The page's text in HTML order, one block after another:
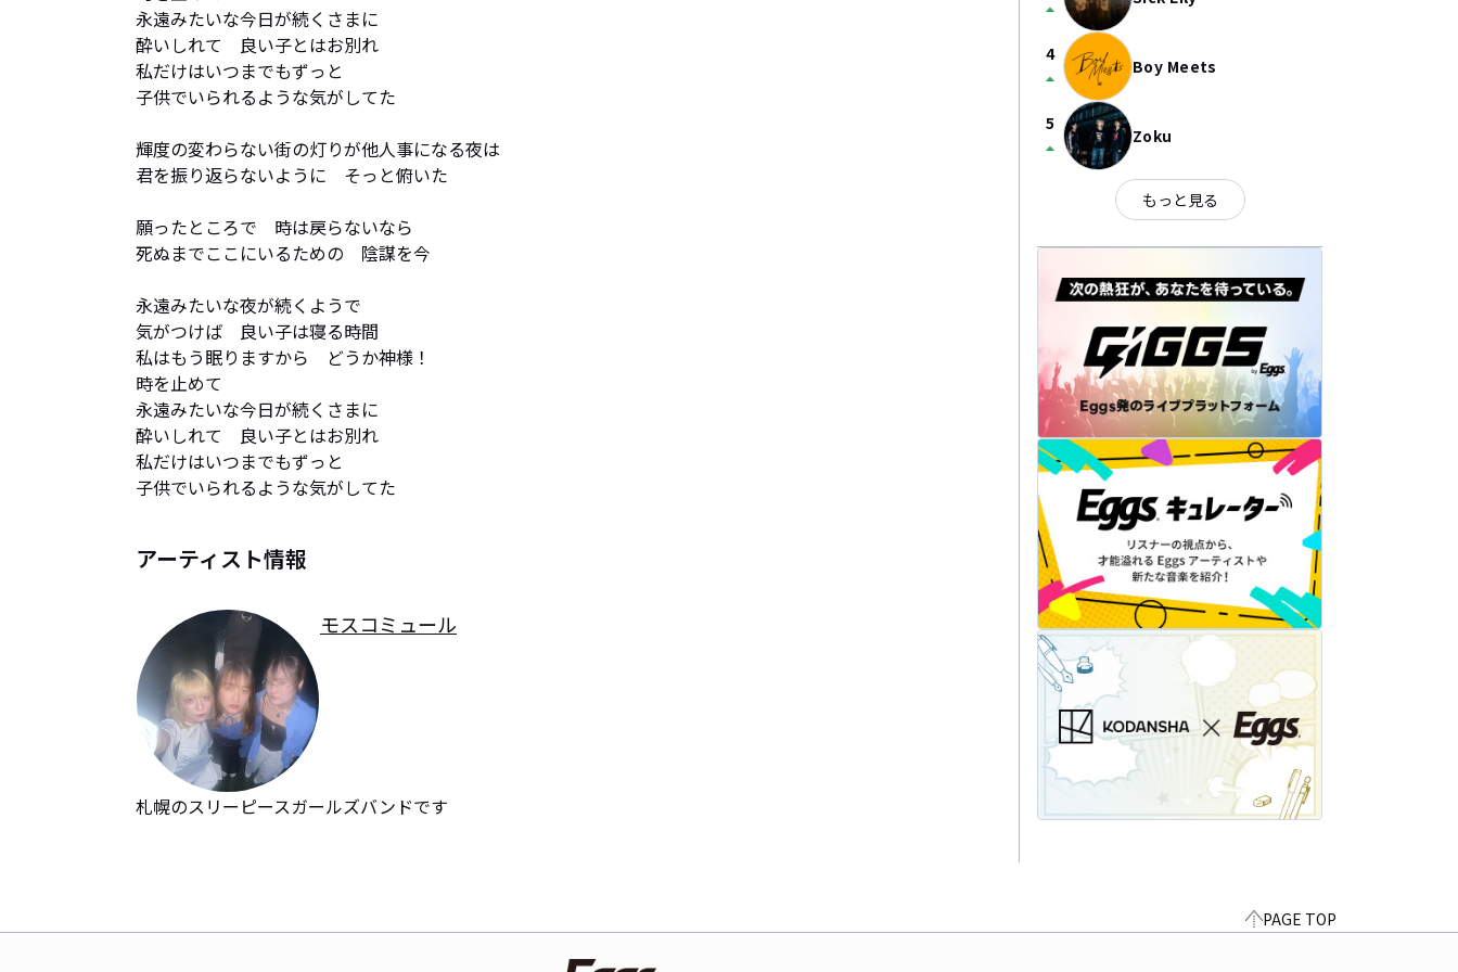
永遠みたいな今日が続くさまに
酔いしれて　良い子とはお別れ
私だけはいつまでもずっと
子供でいられるような気がしてた
輝度の変わらない街の灯りが他人事になる夜は
君を振り返らないように　そっと俯いた
願ったところで　時は戻らないなら
死ぬまでここにいるための　陰謀を今
永遠みたいな夜が続くようで
気がつけば　良い子は寝る時間
私はもう眠りますから　どうか神様！
時を止めて
永遠みたいな今日が続くさまに
酔いしれて　良い子とはお別れ
私だけはいつまでもずっと
子供でいられるような気がしてた
アーティスト情報
モスコミュール
札幌のスリーピースガールズバンドです
arrow_drop_up
4
arrow_drop_up Boy Meets
5
arrow_drop_up Zoku
もっと見る
PAGE TOP